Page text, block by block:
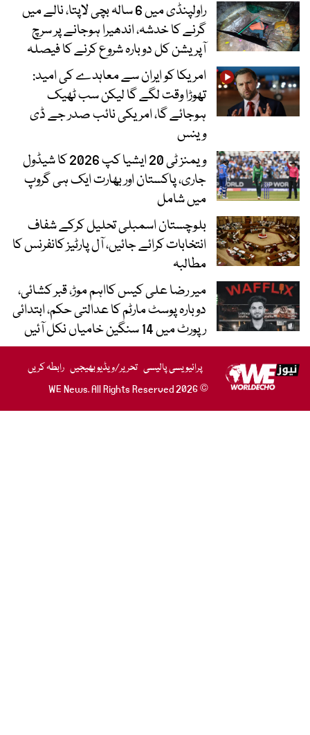
راولپنڈی میں 6 سالہ بچی لاپتا، نالے میں
گرنے کا خدشہ، اندھیرا ہوجانے پر سرچ
آپریشن کل دوبارہ شروع کرنے کا فیصلہ
امریکا کو ایران سے معاہدے کی امید:
تھوڑا وقت لگے گا لیکن سب ٹھیک
ہوجائے گا، امریکی نائب صدر جے ڈی
ویمنز ٹی 20 ایشیا کپ 2026 کا شیڈول
جاری، پاکستان اور بھارت ایک ہی گروپ
میں شامل
بلوچستان اسمبلی تحلیل کرکے شفاف
انتخابات کرائے جائیں، آل پارٹیز کانفرنس کا
مطالبہ
میر رضا علی کیس کااہم موڑ، قبر کشائی،
دوبارہ پوسٹ مارٹم کا عدالتی حکم، ابتدائی
رپورٹ میں 14 سنگین خامیاں نکل آئیں
پرائیویسی پالیسی تحریر/ویڈیو بھیجیں رابطہ کریں
© 2026 WE News. All Rights Reserved